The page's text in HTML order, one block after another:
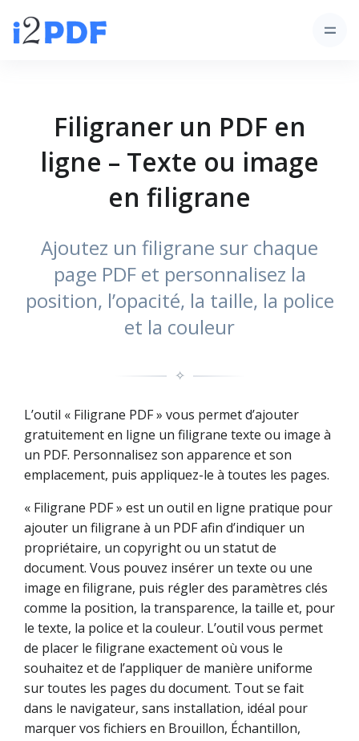
Filigraner un PDF en
ligne – Texte ou image
en filigrane
Ajoutez un filigrane sur chaque
page PDF et personnalisez la
position, l’opacité, la taille, la police
et la couleur
✧
L’outil « Filigrane PDF » vous permet d’ajouter
gratuitement en ligne un filigrane texte ou image à
un PDF. Personnalisez son apparence et son
emplacement, puis appliquez-le à toutes les pages.
« Filigrane PDF » est un outil en ligne pratique pour
ajouter un filigrane à un PDF afin d’indiquer un
propriétaire, un copyright ou un statut de
document. Vous pouvez insérer un texte ou une
image en filigrane, puis régler des paramètres clés
comme la position, la transparence, la taille et, pour
le texte, la police et la couleur. L’outil vous permet
de placer le filigrane exactement où vous le
souhaitez et de l’appliquer de manière uniforme
sur toutes les pages du document. Tout se fait
dans le navigateur, sans installation, idéal pour
marquer vos fichiers en Brouillon, Échantillon,